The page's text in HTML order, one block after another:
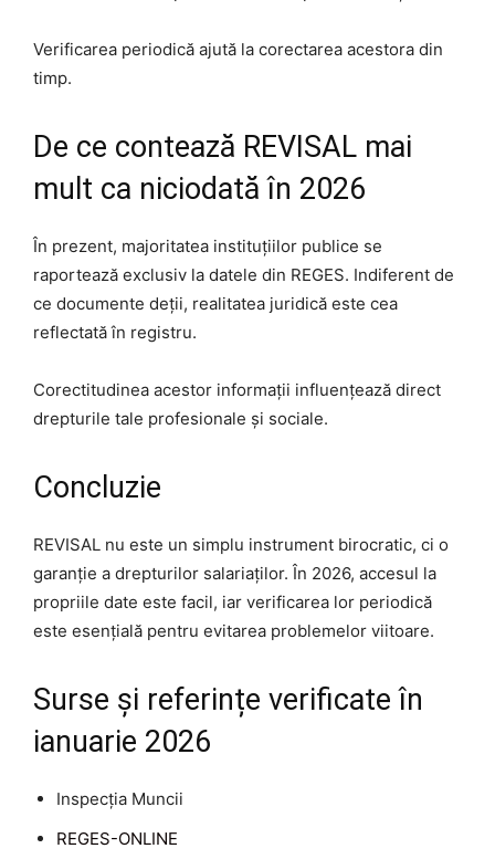
Verificarea periodică ajută la corectarea acestora din
timp.
De ce contează REVISAL mai
mult ca niciodată în 2026
În prezent, majoritatea instituțiilor publice se
raportează exclusiv la datele din REGES. Indiferent de
ce documente deții, realitatea juridică este cea
reflectată în registru.
Corectitudinea acestor informații influențează direct
drepturile tale profesionale și sociale.
Concluzie
REVISAL nu este un simplu instrument birocratic, ci o
garanție a drepturilor salariaților. În 2026, accesul la
propriile date este facil, iar verificarea lor periodică
este esențială pentru evitarea problemelor viitoare.
Surse și referințe verificate în
ianuarie 2026
Inspecția Muncii
REGES-ONLINE